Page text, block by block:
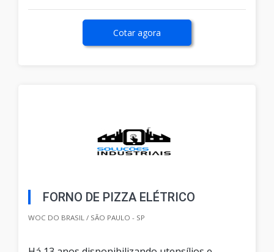
Cotar agora
FORNO DE PIZZA ELÉTRICO
WOC DO BRASIL / SÃO PAULO - SP